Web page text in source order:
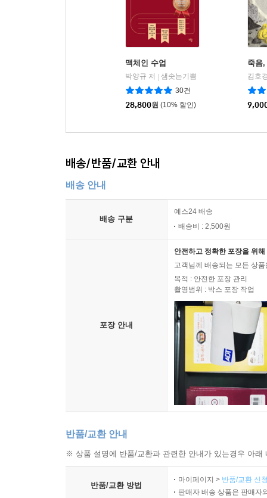
맥체인 수업
박양규 저
샘솟는기쁨
30건
28,800원 (10% 할인)
죽음
김호
배송/반품/교환 안내
배송 안내
배송 구분
예스24 배송
배송비 : 2,500원
포장 안내
안전하고 정확한 포장을 위
고객님께 배송되는 모든 상
목적 : 안전한 포장 관리
촬영범위 : 박스 포장 작업
반품/교환 안내
※ 상품 설명에 반품/교환과 관련한 안내가 있는경우 아
반품/교환 방법
마이페이지 > 반품/교환 신
판매자 배송 상품은 판매자